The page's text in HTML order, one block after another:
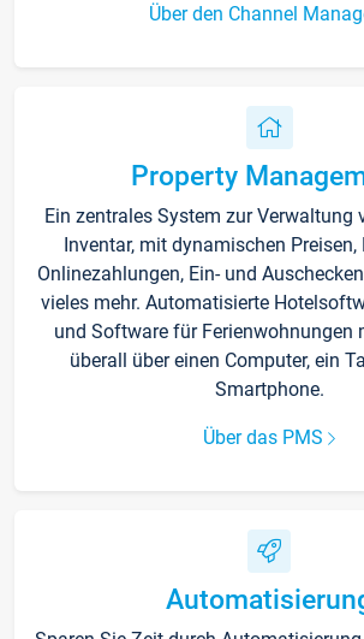
Über den Channel
Property
Ein zentrales System zur Verwaltung
Inventar, mit dynamischen
Onlinezahlungen, Ein- und
vieles mehr. Automatisierte
und Software für Ferienwohnungen
überall über einen Computer, ein
Smartphone.
Über das PMS